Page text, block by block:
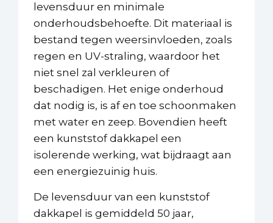
levensduur en minimale
onderhoudsbehoefte. Dit materiaal is
bestand tegen weersinvloeden, zoals
regen en UV-straling, waardoor het
niet snel zal verkleuren of
beschadigen. Het enige onderhoud
dat nodig is, is af en toe schoonmaken
met water en zeep. Bovendien heeft
een kunststof dakkapel een
isolerende werking, wat bijdraagt aan
een energiezuinig huis.
De levensduur van een kunststof
dakkapel is gemiddeld 50 jaar,